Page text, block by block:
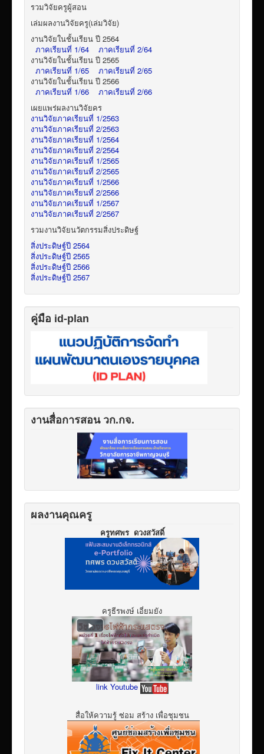
รวมวิจัยครูผู้สอน
เล่มผลงานวิจัยครู(เล่มวิจัย)
งานวิจัยในชั้นเรียน ปี 2564
ภาคเรียนที่ 1/64
ภาคเรียนที่ 2/64
งานวิจัยในชั้นเรียน ปี 2565
ภาคเรียนที่ 1/65
ภาคเรียนที่ 2/65
งานวิจัยในชั้นเรียน ปี 2566
ภาคเรียนที่ 1/66
ภาคเรียนที่ 2/66
เผยแพร่ผลงานวิจัยคร
งานวิจัยภาคเรียนที่ 1/2563
งานวิจัยภาคเรียนที่ 2/2563
งานวิจัยภาคเรียนที่ 1/2564
งานวิจัยภาคเรียนที่ 2/2564
งานวิจัยภาคเรียนที่ 1/2565
งานวิจัยภาคเรียนที่ 2/2565
งานวิจัยภาคเรียนที่ 1/2566
งานวิจัยภาคเรียนที่ 2/2566
งานวิจัยภาคเรียนที่ 1/2567
งานวิจัยภาคเรียนที่ 2/2567
รวมงานวิจัยนวัตกรรมสิ่งประดิษฐ์
สิ่งประดิษฐ์ปี 2564
สิ่งประดิษฐ์ปี 2565
สิ่งประดิษฐ์ปี 2566
สิ่งประดิษฐ์ปี 2567
คู่มือ id-plan
งานสื่อการสอน วก.กจ.
ผลงานคุณครู
ครูทศพร ดวงสวัสดิ์
ครูธีรพงษ์ เอี่ยมยัง
link Youtube
สื่อให้ความรู้ ซ่อม สร้าง เพื่อชุมชน